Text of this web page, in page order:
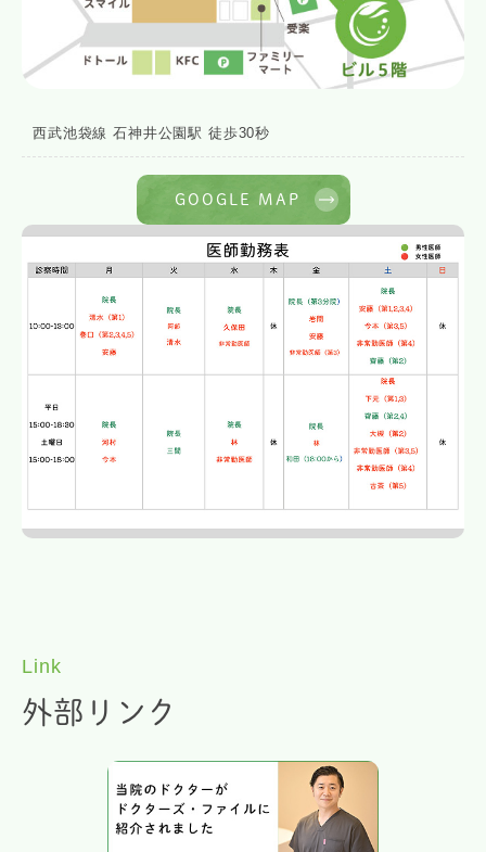
西武池袋線 石神井公園駅 徒歩30秒
GOOGLE MAP
Link
外部リンク